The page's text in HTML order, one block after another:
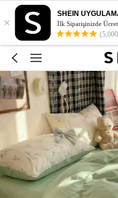
×
SHEIN
İlk Siparişinizde